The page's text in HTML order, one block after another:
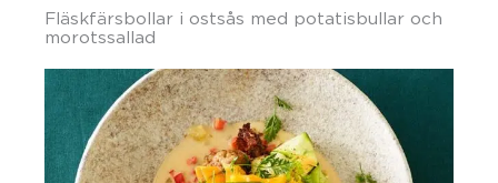
Fläskfärsbollar i ostsås med potatisbullar och
morotssallad